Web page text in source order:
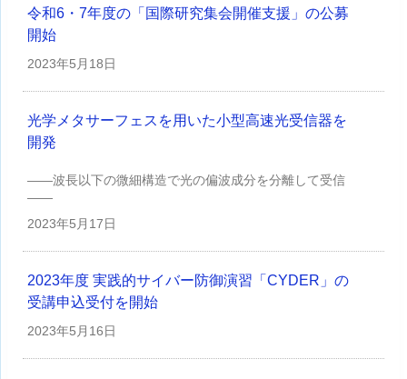
令和6・7年度の「国際研究集会開催支援」の公募
開始
2023年5月18日
光学メタサーフェスを用いた小型高速光受信器を
開発
——波長以下の微細構造で光の偏波成分を分離して受信
——
2023年5月17日
2023年度 実践的サイバー防御演習「CYDER」の
受講申込受付を開始
2023年5月16日